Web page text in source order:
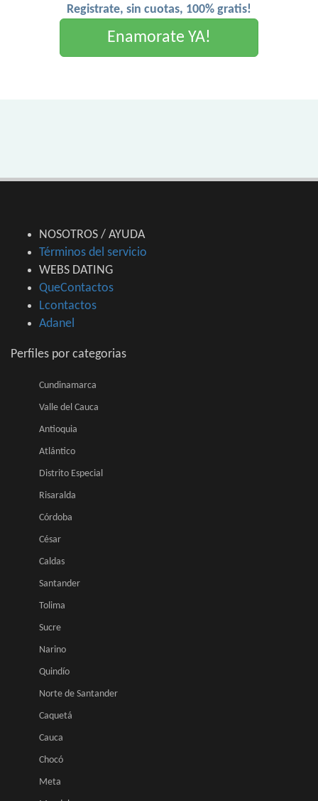
Registrate, sin cuotas, 100% gratis!
Enamorate YA!
NOSOTROS / AYUDA
Términos del servicio
WEBS DATING
QueContactos
Lcontactos
Adanel
Perfiles por categorias
Cundinamarca
Valle del Cauca
Antioquia
Atlántico
Distrito Especial
Risaralda
Córdoba
César
Caldas
Santander
Tolima
Sucre
Narino
Quindío
Norte de Santander
Caquetá
Cauca
Chocó
Meta